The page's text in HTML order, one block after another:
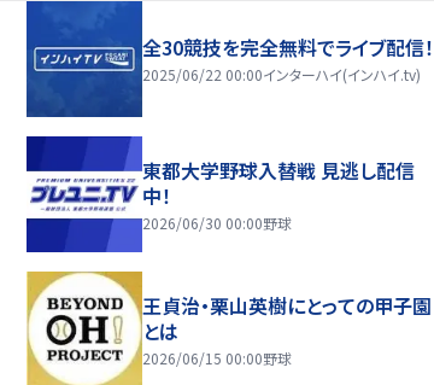
全30競技を完全無料でライブ配信！
2025/06/22 00:00インターハイ(インハイ.tv)
東都大学野球入替戦 見逃し配信
中！
2026/06/30 00:00野球
王貞治・栗山英樹にとっての甲子園
とは
2026/06/15 00:00野球